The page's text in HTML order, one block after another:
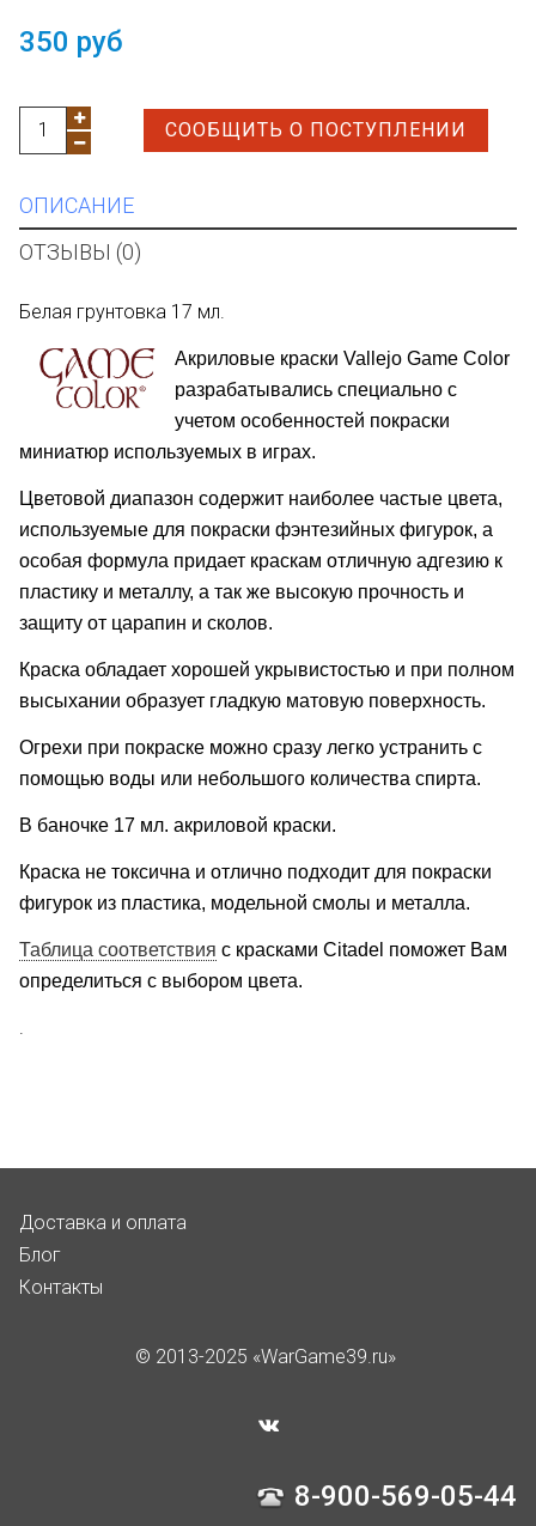
350 руб
СООБЩИТЬ О ПОСТУПЛЕНИИ
ОПИСАНИЕ
ОТЗЫВЫ (0)
Белая грунтовка 17 мл.
Акриловые краски Vallejo Game Color
разрабатывались специально с
учетом особенностей покраски
миниатюр используемых в играх.
Цветовой диапазон содержит наиболее частые цвета,
используемые для покраски фэнтезийных фигурок, а
особая формула придает краскам отличную адгезию к
пластику и металлу, а так же высокую прочность и
защиту от царапин и сколов.
Краска обладает хорошей укрывистостью и при полном
высыхании образует гладкую матовую поверхность.
Огрехи при покраске можно сразу легко устранить с
помощью воды или небольшого количества спирта.
В баночке 17 мл. акриловой краски.
Краска не токсична и отлично подходит для покраски
фигурок из пластика, модельной смолы и металла.
Таблица соответствия с красками Citadel поможет Вам
определиться с выбором цвета.
.
Доставка и оплата
Блог
Контакты
© 2013-2025 «WarGame39.ru»
8-900-569-05-44